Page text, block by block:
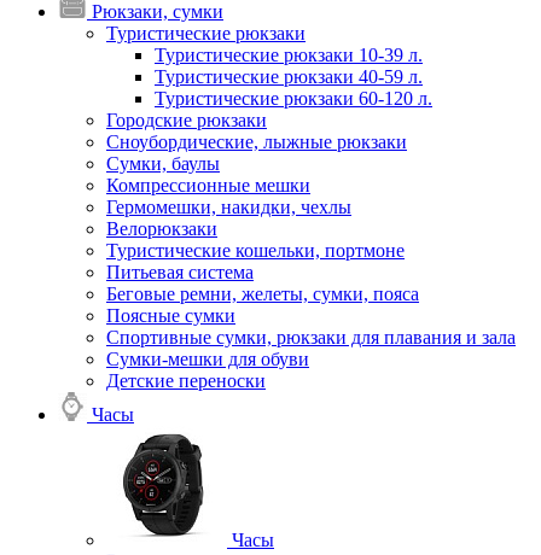
Рюкзаки, сумки
Туристические рюкзаки
Туристические рюкзаки 10-39 л.
Туристические рюкзаки 40-59 л.
Туристические рюкзаки 60-120 л.
Городские рюкзаки
Сноубордические, лыжные рюкзаки
Сумки, баулы
Компрессионные мешки
Гермомешки, накидки, чехлы
Велорюкзаки
Туристические кошельки, портмоне
Питьевая система
Беговые ремни, желеты, сумки, пояса
Поясные сумки
Спортивные сумки, рюкзаки для плавания и зала
Сумки-мешки для обуви
Детские переноски
Часы
Часы